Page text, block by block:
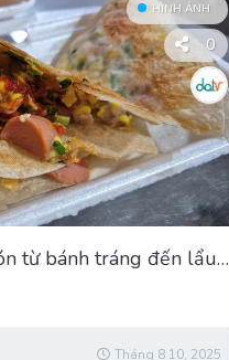
HÌNH ẢNH
0
Ăn vặt Cô Thủy: Đủ món từ bánh tráng đến lẩu cá viên
Tháng 8 10, 2025